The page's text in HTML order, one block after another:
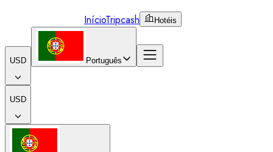
InícioTripcash Hotéis
USD Português
USD